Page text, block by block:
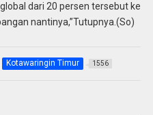
dari 20 persen tersebut ke
nantinya,”Tutupnya.(So)
Kotawaringin Timur 1556